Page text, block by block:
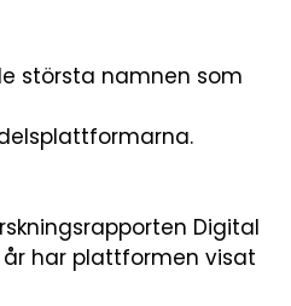
största namnen som
Digital
år har plattformen visat